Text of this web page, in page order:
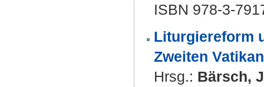
ISBN 978-3-
Liturgiereform
Zweiten
Hrsg.: Bärsch,